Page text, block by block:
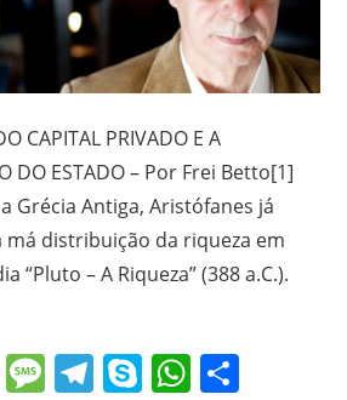
CAPITAL PRIVADO E A
DO ESTADO – Por Frei Betto[1]
Antiga, Aristófanes já
má distribuição da riqueza em
“Pluto – A Riqueza” (388 a.C.).
Message
Telegram
SkypeShare